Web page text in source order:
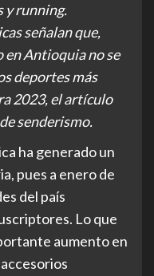
y running.
señalan que,
en Antioquia no se
deportes más
2023, el artículo
senderismo.
ha generado un
pues a enero de
del país
Lo que
aumento en